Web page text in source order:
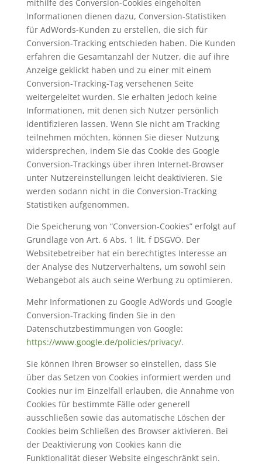
mithilfe des Conversion-Cookies eingeholten
Informationen dienen dazu, Conversion-Statistiken
für AdWords-Kunden zu erstellen, die sich für
Conversion-Tracking entschieden haben. Die Kunden
erfahren die Gesamtanzahl der Nutzer, die auf ihre
Anzeige geklickt haben und zu einer mit einem
Conversion-Tracking-Tag versehenen Seite
weitergeleitet wurden. Sie erhalten jedoch keine
Informationen, mit denen sich Nutzer persönlich
identifizieren lassen. Wenn Sie nicht am Tracking
teilnehmen möchten, können Sie dieser Nutzung
widersprechen, indem Sie das Cookie des Google
Conversion-Trackings über ihren Internet-Browser
unter Nutzereinstellungen leicht deaktivieren. Sie
werden sodann nicht in die Conversion-Tracking
Statistiken aufgenommen.
Die Speicherung von “Conversion-Cookies” erfolgt auf
Grundlage von Art. 6 Abs. 1 lit. f DSGVO. Der
Websitebetreiber hat ein berechtigtes Interesse an
der Analyse des Nutzerverhaltens, um sowohl sein
Webangebot als auch seine Werbung zu optimieren.
Mehr Informationen zu Google AdWords und Google
Conversion-Tracking finden Sie in den
Datenschutzbestimmungen von Google:
https://www.google.de/policies/privacy/.
Sie können Ihren Browser so einstellen, dass Sie
über das Setzen von Cookies informiert werden und
Cookies nur im Einzelfall erlauben, die Annahme von
Cookies für bestimmte Fälle oder generell
ausschließen sowie das automatische Löschen der
Cookies beim Schließen des Browser aktivieren. Bei
der Deaktivierung von Cookies kann die
Funktionalität dieser Website eingeschränkt sein.